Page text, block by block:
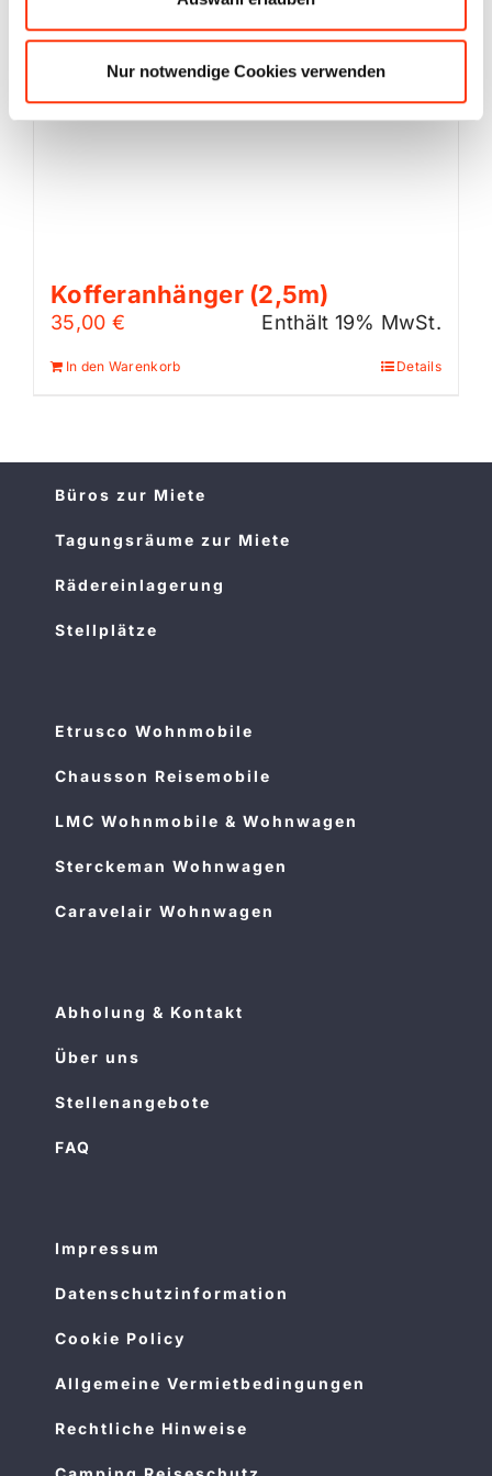
Nur notwendige Cookies verwenden
Kofferanhänger (2,5m)
35,00 € Enthält 19% MwSt.
In den Warenkorb Details
Büros zur Miete
Tagungsräume zur Miete
Rädereinlagerung
Stellplätze
Etrusco Wohnmobile
Chausson Reisemobile
LMC Wohnmobile & Wohnwagen
Sterckeman Wohnwagen
Caravelair Wohnwagen
Abholung & Kontakt
Über uns
Stellenangebote
FAQ
Impressum
Datenschutzinformation
Cookie Policy
Allgemeine Vermietbedingungen
Rechtliche Hinweise